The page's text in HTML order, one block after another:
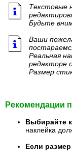
Текстовые
Будьте
Ваши
Реальная
редакторе
Размер
Рекомендации
Выбирайте
наклейка
Если размер